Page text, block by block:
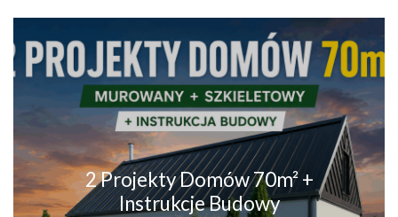
2 Projekty Domów 70m² +
Instrukcje Budowy